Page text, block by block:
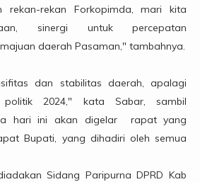
rekan-rekan Forkopimda, mari kita
sinergi untuk percepatan
daerah Pasaman," tambahnya.
dan stabilitas daerah, apalagi
politik 2024," kata Sabar, sambil
hari ini akan digelar rapat yang
Bupati, yang dihadiri oleh semua
Sidang Paripurna DPRD Kab